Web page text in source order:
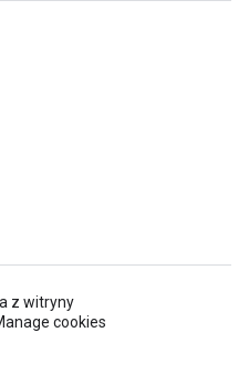
z witryny
cookies